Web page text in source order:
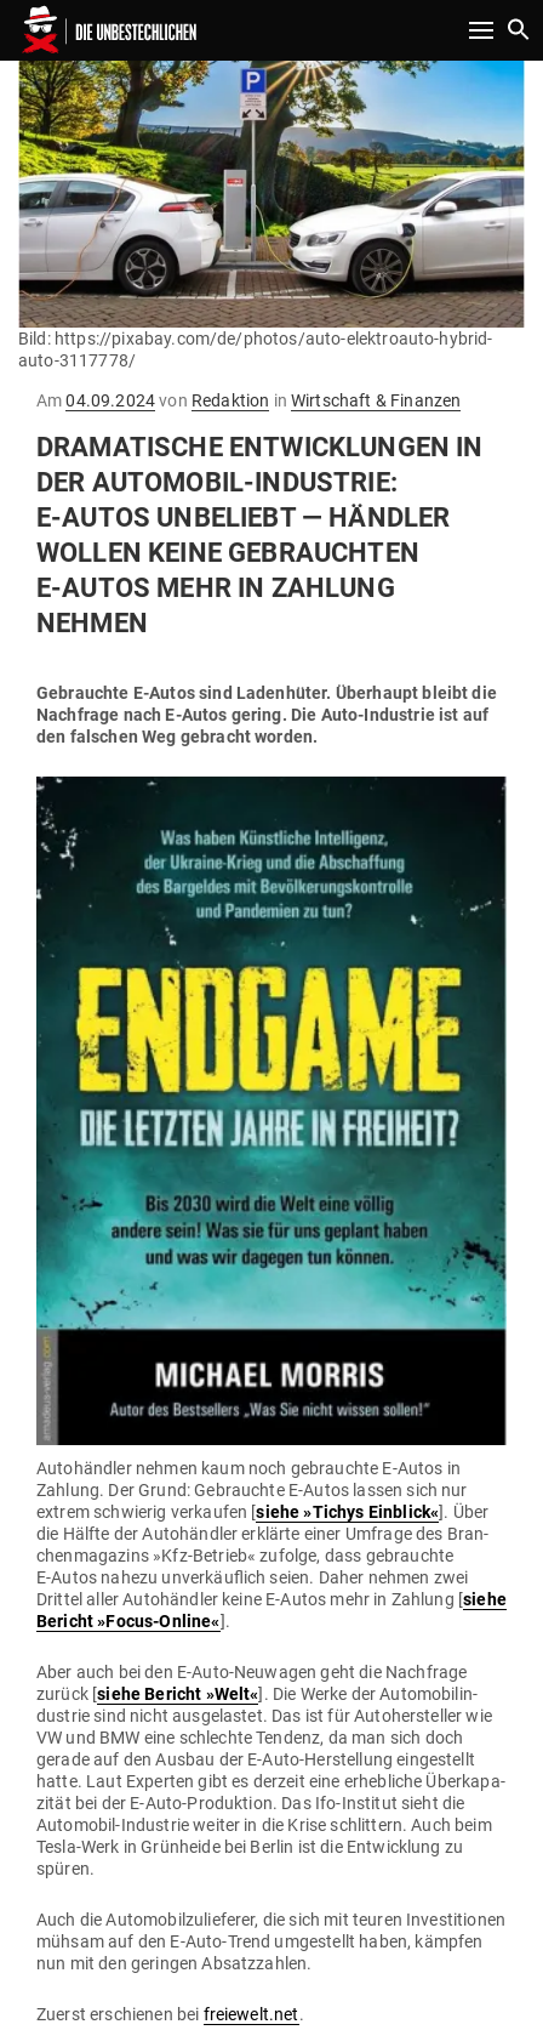
Toggle
Bild: https://pixabay.com/de/photos/auto-elektroauto-hybrid-
auto-3117778/
AmGepostet
04.09.2024von Redaktion in Wirtschaft & Finanzen
DRA­MA­TISCHE ENT­WICK­LUNGEN IN
DER AUTO­MOBIL-INDUSTRIE:
E‑AUTOS UNBE­LIEBT — HÄNDLER
WOLLEN KEINE GEBRAUCHTEN
E‑AUTOS MEHR IN ZAHLUNG
NEHMEN
Gebrauchte E‑Autos sind Laden­hüter. Über­haupt bleibt die
Nach­frage nach E‑Autos gering. Die Auto-Industrie ist auf
den fal­schen Weg gebracht worden.
Auto­händler nehmen kaum noch gebrauchte E‑Autos in
Zahlung. Der Grund: Gebrauchte E‑Autos lassen sich nur
extrem schwierig ver­kaufen [siehe »Tichys Ein­blick«]. Über
die Hälfte der Auto­händler erklärte einer Umfrage des Bran­
chen­ma­gazins »Kfz-Betrieb« zufolge, dass gebrauchte
E‑Autos nahezu unver­käuflich seien. Daher nehmen zwei
Drittel aller Auto­händler keine E‑Autos mehr in Zahlung [siehe
Bericht »Focus-Online«].
Aber auch bei den E‑Auto-Neu­wagen geht die Nach­frage
zurück [siehe Bericht »Welt«]. Die Werke der Auto­mo­bil­in­
dustrie sind nicht aus­ge­lastet. Das ist für Auto­her­steller wie
VW und BMW eine schlechte Tendenz, da man sich doch
gerade auf den Ausbau der E‑Auto-Her­stellung ein­ge­stellt
hatte. Laut Experten gibt es derzeit eine erheb­liche Über­ka­pa­
zität bei der E‑Auto-Pro­duktion. Das Ifo-Institut sieht die
Auto­mobil-Industrie weiter in die Krise schlittern. Auch beim
Tesla-Werk in Grün­heide bei Berlin ist die Ent­wicklung zu
spüren.
Auch die Auto­mo­bil­zu­lie­ferer, die sich mit teuren Inves­ti­tionen
mühsam auf den E‑Auto-Trend umge­stellt haben, kämpfen
nun mit den geringen Absatzzahlen.
Zuerst erschienen bei freiewelt.net.